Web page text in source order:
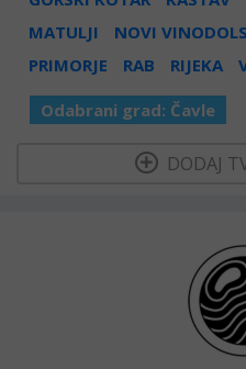
MATULJI
NOVI
PRIMORJE
RAB RIJEKA
Odabrani grad: Čavle
DODAJ